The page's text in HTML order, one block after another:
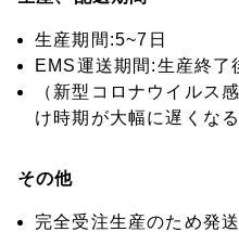
生産期間:5~7日
EMS運送期間:生産終了
（新型コロナウイルス
け時期が大幅に遅くな
その他
完全受注生産のため発